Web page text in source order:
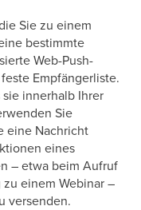
Sie zu einem
bestimmte
Web-Push-
Empfängerliste.
innerhalb Ihrer
Sie
eine Nachricht
eines
– etwa beim Aufruf
einem Webinar –
versenden.